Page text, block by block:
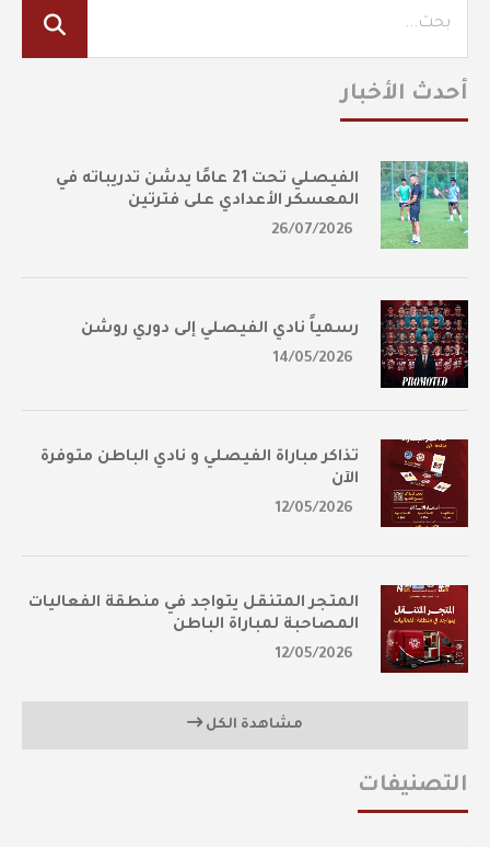
أحدث الأخبار
الفيصلي تحت 21 عامًا يدشن تدريباته في
المعسكر الأعدادي على فترتين
26/07/2026
رسمياً نادي الفيصلي إلى دوري روشن
14/05/2026
تذاكر مباراة الفيصلي و نادي الباطن متوفرة
الآن
12/05/2026
المتجر المتنقل يتواجد في منطقة الفعاليات
المصاحبة لمباراة الباطن
12/05/2026
مشاهدة الكل
التصنيفات